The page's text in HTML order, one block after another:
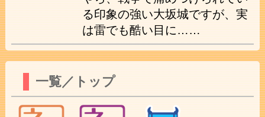
る印象の強い大坂城ですが、実
は雷でも酷い目に……
一覧／トップ